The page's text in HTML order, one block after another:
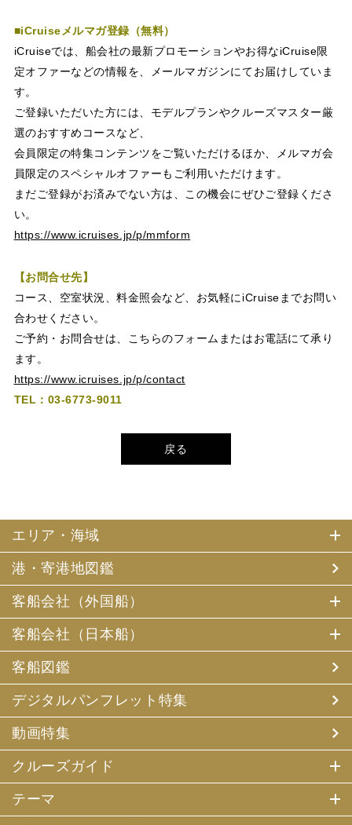
■iCruise メルマガ登録（無料）
iCruiseでは、船会社の最新プロモーションやお得なiCruise限
定オファーなどの情報を、メールマガジンにてお届けしていま
す。
ご登録いただいた方には、モデルプランやクルーズマスター厳
選のおすすめコースなど、
会員限定の特集コンテンツをご覧いただけるほか、メルマガ会
員限定のスペシャルオファーもご利用いただけます。
まだご登録がお済みでない方は、この機会にぜひご登録くださ
い。
https://www.icruises.jp/p/mmform
【お問合せ先】
コース、空室状況、料金照会など、お気軽にiCruise までお問い
合わせください。
ご予約・お問合せは、こちらのフォームまたはお電話にて承り
ます。
https://www.icruises.jp/p/contact
TEL：03-6773-9011
戻る
エリア・海域
港・寄港地図鑑
客船会社（外国船）
客船会社（日本船）
客船図鑑
デジタルパンフレット特集
動画特集
クルーズガイド
テーマ